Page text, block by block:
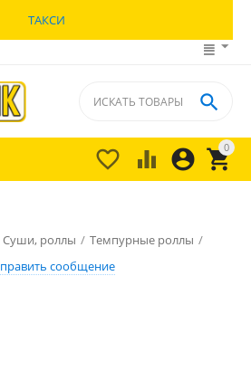
ТАКСИ
0


 

Суши, роллы / Темпурные роллы /
сообщение